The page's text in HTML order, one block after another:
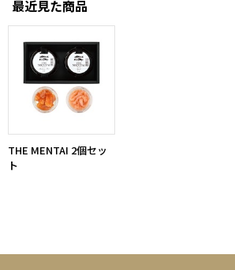
最近見た商品
THE MENTAI 2個セッ
ト